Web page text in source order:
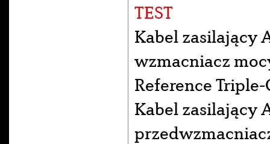
TEST
Kabel zasilający
wzmacniacz
Reference
Kabel zasilający